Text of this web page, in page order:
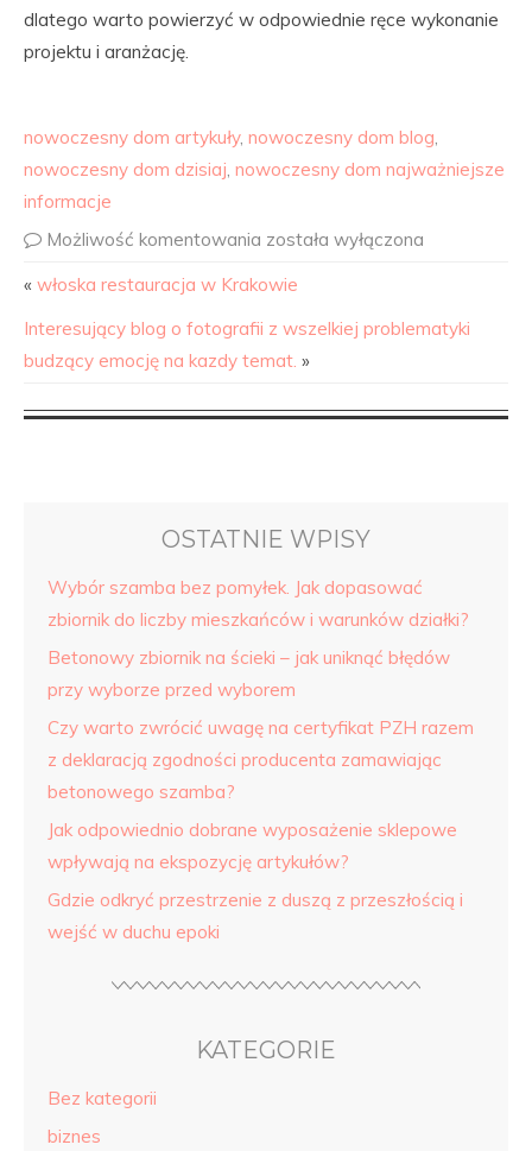
dlatego warto powierzyć w odpowiednie ręce wykonanie
projektu i aranżację.
nowoczesny dom artykuły, nowoczesny dom blog,
nowoczesny dom dzisiaj, nowoczesny dom najważniejsze
informacje
Możliwość komentowania została wyłączona
« włoska restauracja w Krakowie
Interesujący blog o fotografii z wszelkiej problematyki
budzący emocję na kazdy temat. »
OSTATNIE WPISY
Wybór szamba bez pomyłek. Jak dopasować
zbiornik do liczby mieszkańców i warunków działki?
Betonowy zbiornik na ścieki – jak uniknąć błędów
przy wyborze przed wyborem
Czy warto zwrócić uwagę na certyfikat PZH razem
z deklaracją zgodności producenta zamawiając
betonowego szamba?
Jak odpowiednio dobrane wyposażenie sklepowe
wpływają na ekspozycję artykułów?
Gdzie odkryć przestrzenie z duszą z przeszłością i
wejść w duchu epoki
KATEGORIE
Bez kategorii
biznes